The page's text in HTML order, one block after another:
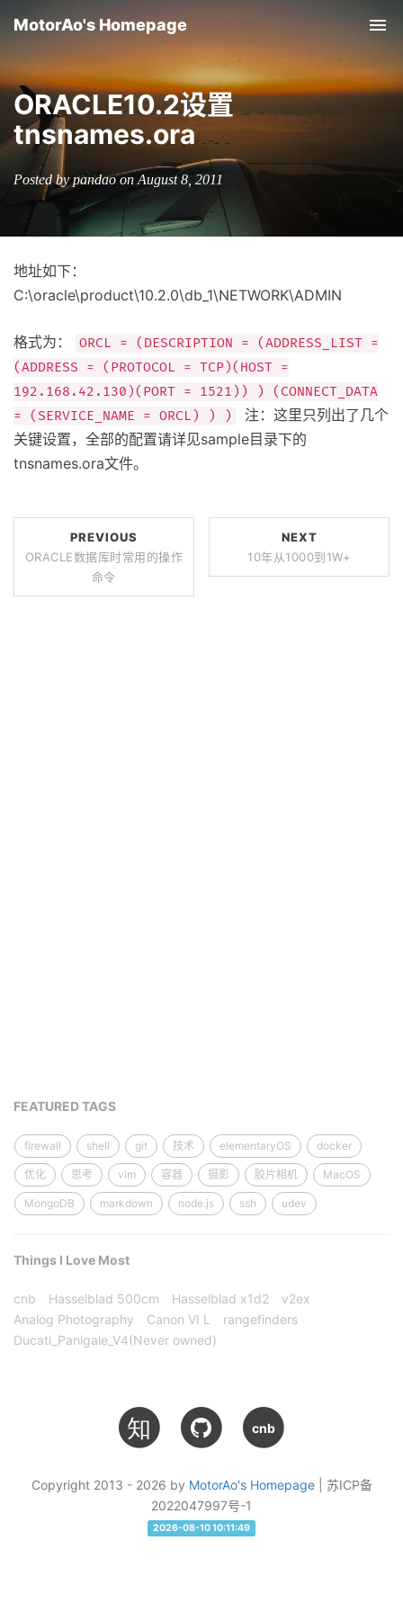
MotorAo's Homepage
ORACLE10.2设置
tnsnames.ora
Posted by pandao on August 8, 2011
地址如下：
C:\oracle\product\10.2.0\db_1\NETWORK\ADMIN
格式为：
ORCL = (DESCRIPTION = (ADDRESS_LIST =
(ADDRESS = (PROTOCOL = TCP)(HOST =
192.168.42.130)(PORT = 1521)) ) (CONNECT_DATA
= (SERVICE_NAME = ORCL) ) )
注：这里只列出了几个
关键设置，全部的配置请详见sample目录下的
tnsnames.ora文件。
PREVIOUS
ORACLE数据库时常用的操作
命令
NEXT
10年从1000到1W+
FEATURED TAGS
firewall shell git 技术 elementaryOS docker
优化 思考 vim 容器 摄影 胶片相机 MacOS
MongoDB markdown node.js ssh udev
Things I Love Most
cnb Hasselblad 500cm Hasselblad x1d2
v2ex
Analog Photography
Canon VI L
rangefinders
Ducati_Panigale_V4(Never owned)
知 cnb
Copyright 2013 - 2026 by MotorAo's Homepage| 苏ICP备
2022047997号-1
2026-08-10 10:11:49